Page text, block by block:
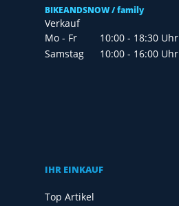
BIKEANDSNOW / family
Verkauf
Mo - Fr
10:00 - 18:30 Uhr
Samstag
10:00 - 16:00 Uhr
IHR EINKAUF
Top Artikel